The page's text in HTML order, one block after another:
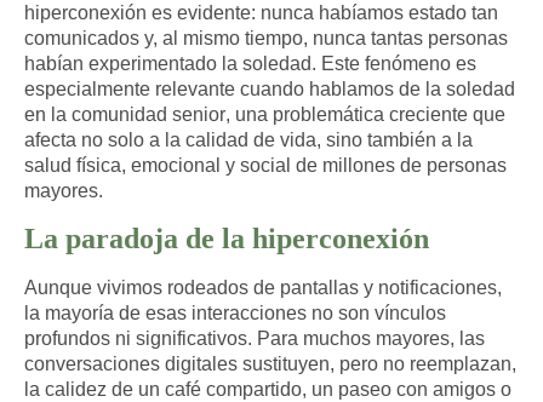
hiperconexión es evidente: nunca habíamos estado tan
comunicados y, al mismo tiempo, nunca tantas personas
habían experimentado la soledad. Este fenómeno es
especialmente relevante cuando hablamos de la soledad
en la comunidad senior, una problemática creciente que
afecta no solo a la calidad de vida, sino también a la
salud física, emocional y social de millones de personas
mayores.
La paradoja de la hiperconexión
Aunque vivimos rodeados de pantallas y notificaciones,
la mayoría de esas interacciones no son vínculos
profundos ni significativos. Para muchos mayores, las
conversaciones digitales sustituyen, pero no reemplazan,
la calidez de un café compartido, un paseo con amigos o